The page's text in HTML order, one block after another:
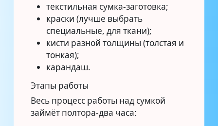
текстильная сумка-заготовка;
краски (лучше выбрать
специальные, для ткани);
кисти разной толщины (толстая и
тонкая);
карандаш.
Этапы работы
Весь процесс работы над сумкой
займёт полтора-два часа: